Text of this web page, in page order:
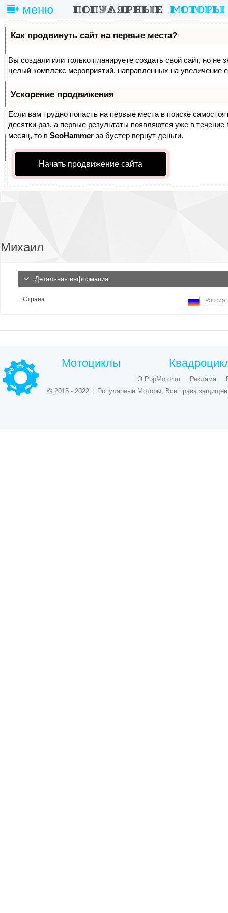
меню
Как продвинуть сайт на первые места?
Вы создали или только планируете создать свой сайт, но не
целый комплекс мероприятий, направленных на увеличение
Ускорение продвижения
Если вам трудно попасть на первые места в поиске
десятки раз, а первые результаты появляются уже в
месяц, то в SeoHammer за бустер вернут деньги.
Начать продвижение сайта
Михаил
Детальная информация
Страна Россия
Мотоциклы
О PopMotor.ru Реклама
© 2015 - 2022 :: Популярные Моторы, Все права